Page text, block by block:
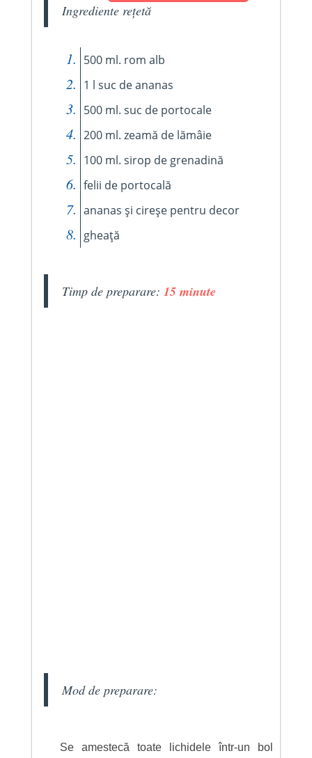
Ingrediente rețetă
500 ml. rom alb
1 l suc de ananas
500 ml. suc de portocale
200 ml. zeamă de lămâie
100 ml. sirop de grenadină
felii de portocală
ananas și cireșe pentru decor
gheață
Timp de preparare: 15 minute
Mod de preparare:
Se amestecă toate lichidele într-un bol